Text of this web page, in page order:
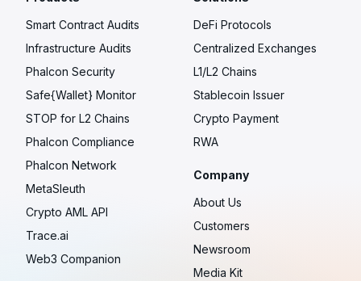
Smart Contract Audits
Infrastructure Audits
Phalcon Security
Safe{Wallet} Monitor
STOP for L2 Chains
Phalcon Compliance
Phalcon Network
MetaSleuth
Crypto AML API
Trace.ai
Web3 Companion
DeFi Protocols
Centralized Exchanges
L1/L2 Chains
Stablecoin Issuer
Crypto Payment
RWA
Company
About Us
Customers
Newsroom
Media Kit